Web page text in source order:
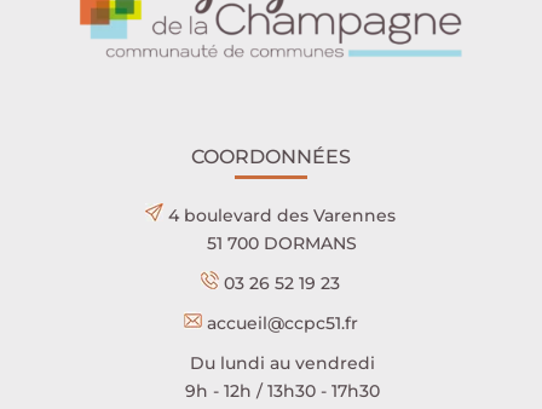
COORDONNÉES
4 boulevard des Varennes
51 700 DORMANS
03 26 52 19 23
accueil@ccpc51.fr
Du lundi au vendredi
9h - 12h / 13h30 - 17h30